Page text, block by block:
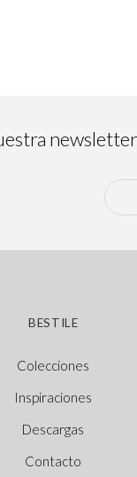
BESTILE
Colecciones
Inspiraciones
Descargas
Contacto